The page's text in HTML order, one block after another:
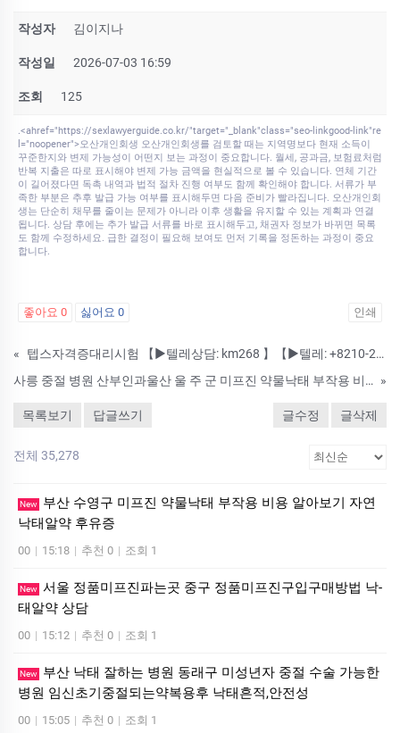
작성자 김이지나
작성일 2026-07-03 16:59
조회 125
.<ahref="https://sexlawyerguide.co.kr/"target="_blank"class="seo-linkgood-link"re
l="noopener">오산개인회생 오산개인회생를 검토할 때는 지역명보다 현재 소득이
꾸준한지와 변제 가능성이 어떤지 보는 과정이 중요합니다. 월세, 공과금, 보험료처럼
반복 지출은 따로 표시해야 변제 가능 금액을 현실적으로 볼 수 있습니다. 연체 기간
이 길어졌다면 독촉 내역과 법적 절차 진행 여부도 함께 확인해야 합니다. 서류가 부
족한 부분은 추후 발급 가능 여부를 표시해두면 다음 준비가 빨라집니다. 오산개인회
생는 단순히 채무를 줄이는 문제가 아니라 이후 생활을 유지할 수 있는 계획과 연결
됩니다. 상담 후에는 추가 발급 서류를 바로 표시해두고, 채권자 정보가 바뀌면 목록
도 함께 수정하세요. 급한 결정이 필요해 보여도 먼저 기록을 정돈하는 과정이 중요
합니다.
좋아요 0 싫어요 0 인쇄
«
텝스자격증대리시험 【▶텔레상담: km268 】【▶텔레: +8210-2452-9789】국가기술자격증대리시험 텝스대리시험 토익대리시험 24시간 친절상담!! ➤안전보장-합격보장 ➤이미접수하셨어도 상담진행가능합니다. #자격증대리시
사릉 중절 병원 산부인과울산 울 주 군 미프진 약물낙태 부작용 비용 알아보기 인공임신중절약약물낙태 임신초기중절되는약복용후기 »
목록보기 답글쓰기 글수정 글삭제
전체 35,278
New
부산 수영구 미프진 약물낙태 부작용 비용 알아보기 자연
낙­태알약 후유증
00 | 15:18 | 추천 0 | 조회 1
New 서울 정품미프진파는곳 중구 정품미프진구입구매방법 낙­
태알약 상담
00 | 15:12 | 추천 0 | 조회 1
New
부산 낙태 잘하는 병원 동래구 미성년자 중절 수술 가능한
병원 임신초기중절되는약복용후 낙태흔적,안전성
00 | 15:05 | 추천 0 | 조회 1